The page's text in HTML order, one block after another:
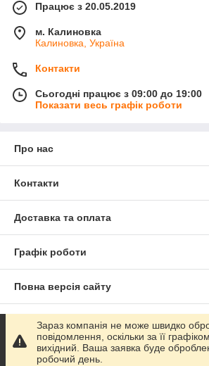
Працює з 20.05.2019
м. Калиновка
Калиновка, Україна
Контакти
Сьогодні працює з 09:00 до 19:00
Показати весь графік роботи
Про нас
Контакти
Доставка та оплата
Графік роботи
Повна версія сайту
Сайт створено на маркетплейсі
Політика конфіденційності
Зараз компанія не може швидко
повідомлення, оскільки за її
вихідний. Ваша заявка буде
робочий день.